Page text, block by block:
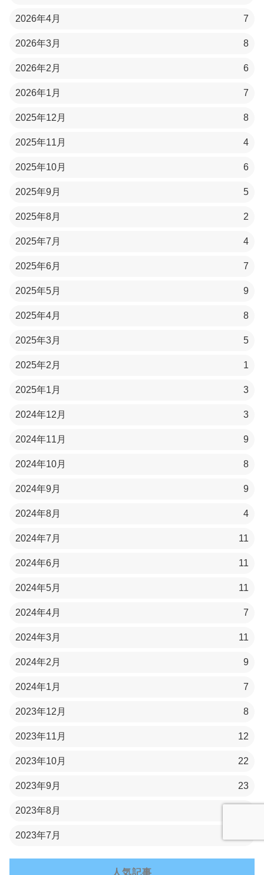
2026年4月 7
2026年3月 8
2026年2月 6
2026年1月 7
2025年12月 8
2025年11月 4
2025年10月 6
2025年9月 5
2025年8月 2
2025年7月 4
2025年6月 7
2025年5月 9
2025年4月 8
2025年3月 5
2025年2月 1
2025年1月 3
2024年12月 3
2024年11月 9
2024年10月 8
2024年9月 9
2024年8月 4
2024年7月 11
2024年6月 11
2024年5月 11
2024年4月 7
2024年3月 11
2024年2月 9
2024年1月 7
2023年12月 8
2023年11月 12
2023年10月 22
2023年9月 23
2023年8月
2023年7月
人気記事